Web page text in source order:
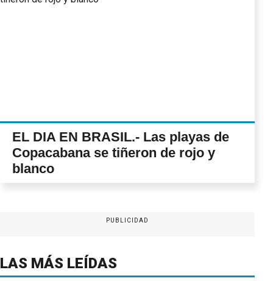
EL DIA EN BRASIL.- Las playas de
Copacabana se tiñeron de rojo y
blanco
PUBLICIDAD
LAS MÁS LEÍDAS